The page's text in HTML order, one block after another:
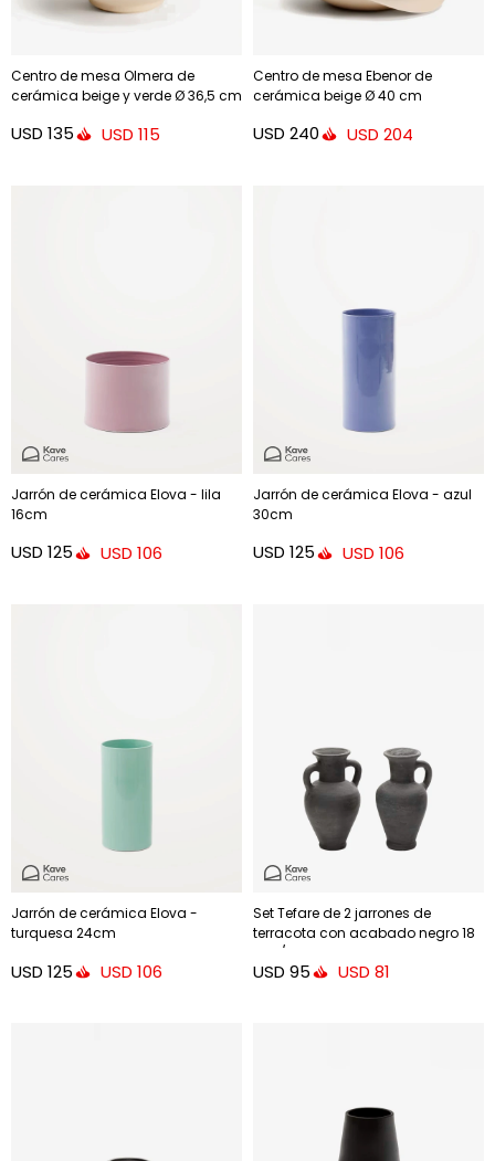
Centro de mesa Olmera de
cerámica beige y verde Ø 36,5 cm
USD 135 USD 115
Centro de mesa Ebenor de
cerámica beige Ø 40 cm
USD 240 USD 204
Jarrón de cerámica Elova - lila
16cm
USD 125 USD 106
Jarrón de cerámica Elova - azul
30cm
USD 125 USD 106
Jarrón de cerámica Elova -
turquesa 24cm
USD 125 USD 106
Set Tefare de 2 jarrones de
terracota con acabado negro 18
cm / 18 cm
USD 95 USD 81